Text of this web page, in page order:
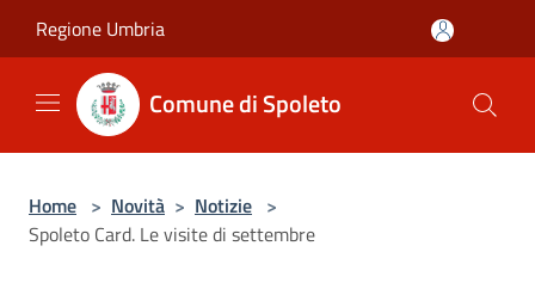
Regione Umbria
Comune di Spoleto
Home > Novità > Notizie >
Spoleto Card. Le visite di settembre